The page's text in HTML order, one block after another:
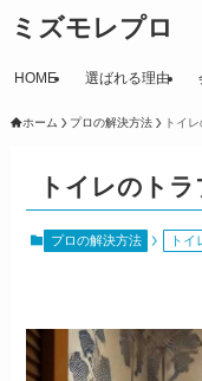
ミズモレプロ
HOME 選ばれる理由
ホーム プロの解決方法 トイ
トイレのト
プロの解決方法 トイ